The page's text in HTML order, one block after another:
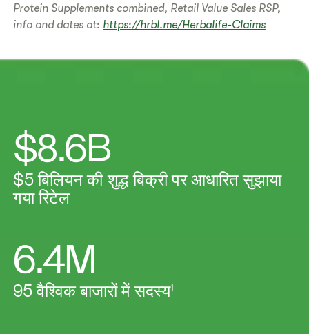
Protein Supplements combined, Retail Value Sales RSP,
info and dates at: https://hrbl.me/Herbalife-Claims
$8.6B
$5 बिलियन की शुद्ध बिक्री पर आधारित सुझाया
गया रिटेल
6.4M
95 वैश्विक बाजारों में सदस्य1